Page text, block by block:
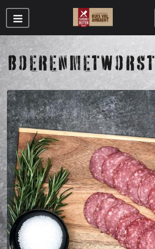
BOERENMETWORST